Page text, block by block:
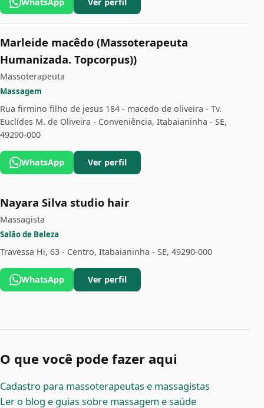
Marleide macêdo (Massoterapeuta
Humanizada. Topcorpus))
Massoterapeuta
Massagem
Rua firmino filho de jesus 184 - macedo de oliveira - Tv.
Euclídes M. de Oliveira - Conveniência, Itabaianinha - SE,
49290-000
WhatsApp Ver perfil
Nayara Silva studio hair
Massagista
Salão de Beleza
Travessa Hi, 63 - Centro, Itabaianinha - SE, 49290-000
WhatsApp Ver perfil
O que você pode fazer aqui
Cadastro para massoterapeutas e massagistas
Ler o blog e guias sobre massagem e saúde